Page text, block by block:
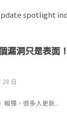
漏洞只是表面
28 日
報導，很多人更新...